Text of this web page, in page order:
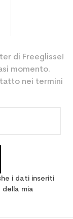
di Freeglisse!
momento.
nei termini
i dati inseriti
mia